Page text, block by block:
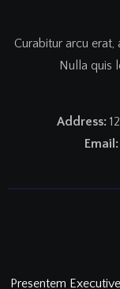
Curabitur arcu
Nulla quis
Address:
Email:
Presentem